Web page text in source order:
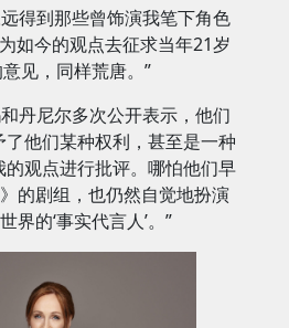
得到那些曾饰演我笔下角色
如今的观点去征求当年21岁
见，同样荒唐。”
丹尼尔多次公开表示，他们
他们某种权利，甚至是一种
的观点进行批评。哪怕他们早
的剧组，也仍然自觉地扮演
界的‘事实代言人’。”